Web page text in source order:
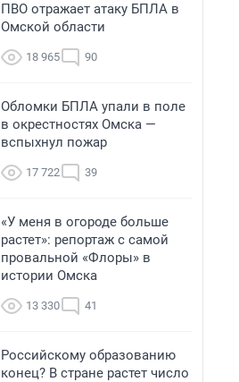
ПВО отражает атаку БПЛА в
Омской области
18 965 90
Обломки БПЛА упали в поле
в окрестностях Омска —
вспыхнул пожар
17 722 39
«У меня в огороде больше
растет»: репортаж с самой
провальной «Флоры» в
истории Омска
13 330 41
Российскому образованию
конец? В стране растет число